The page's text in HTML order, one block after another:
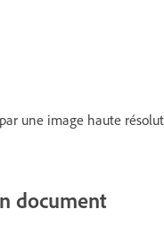
une image haute
document